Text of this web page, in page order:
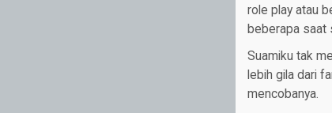
role play atau
beberapa saat
Suamiku tak
lebih gila dari
mencobanya.